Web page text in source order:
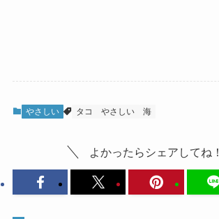
やさしい タコ やさしい 海
よかったらシェアしてね！